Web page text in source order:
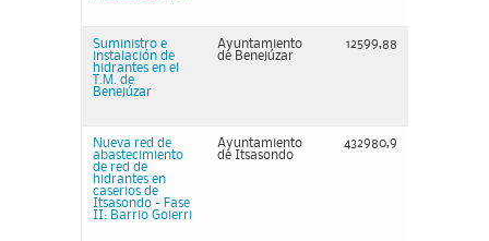
Suministro e
instalación de
hidrantes en el
T.M. de
Benejúzar
Ayuntamiento
de Benejúzar
12599,88
Nueva red de
abastecimiento
de red de
hidrantes en
caserios de
Itsasondo - Fase
II: Barrio Goierri
Ayuntamiento
de Itsasondo
432980,9